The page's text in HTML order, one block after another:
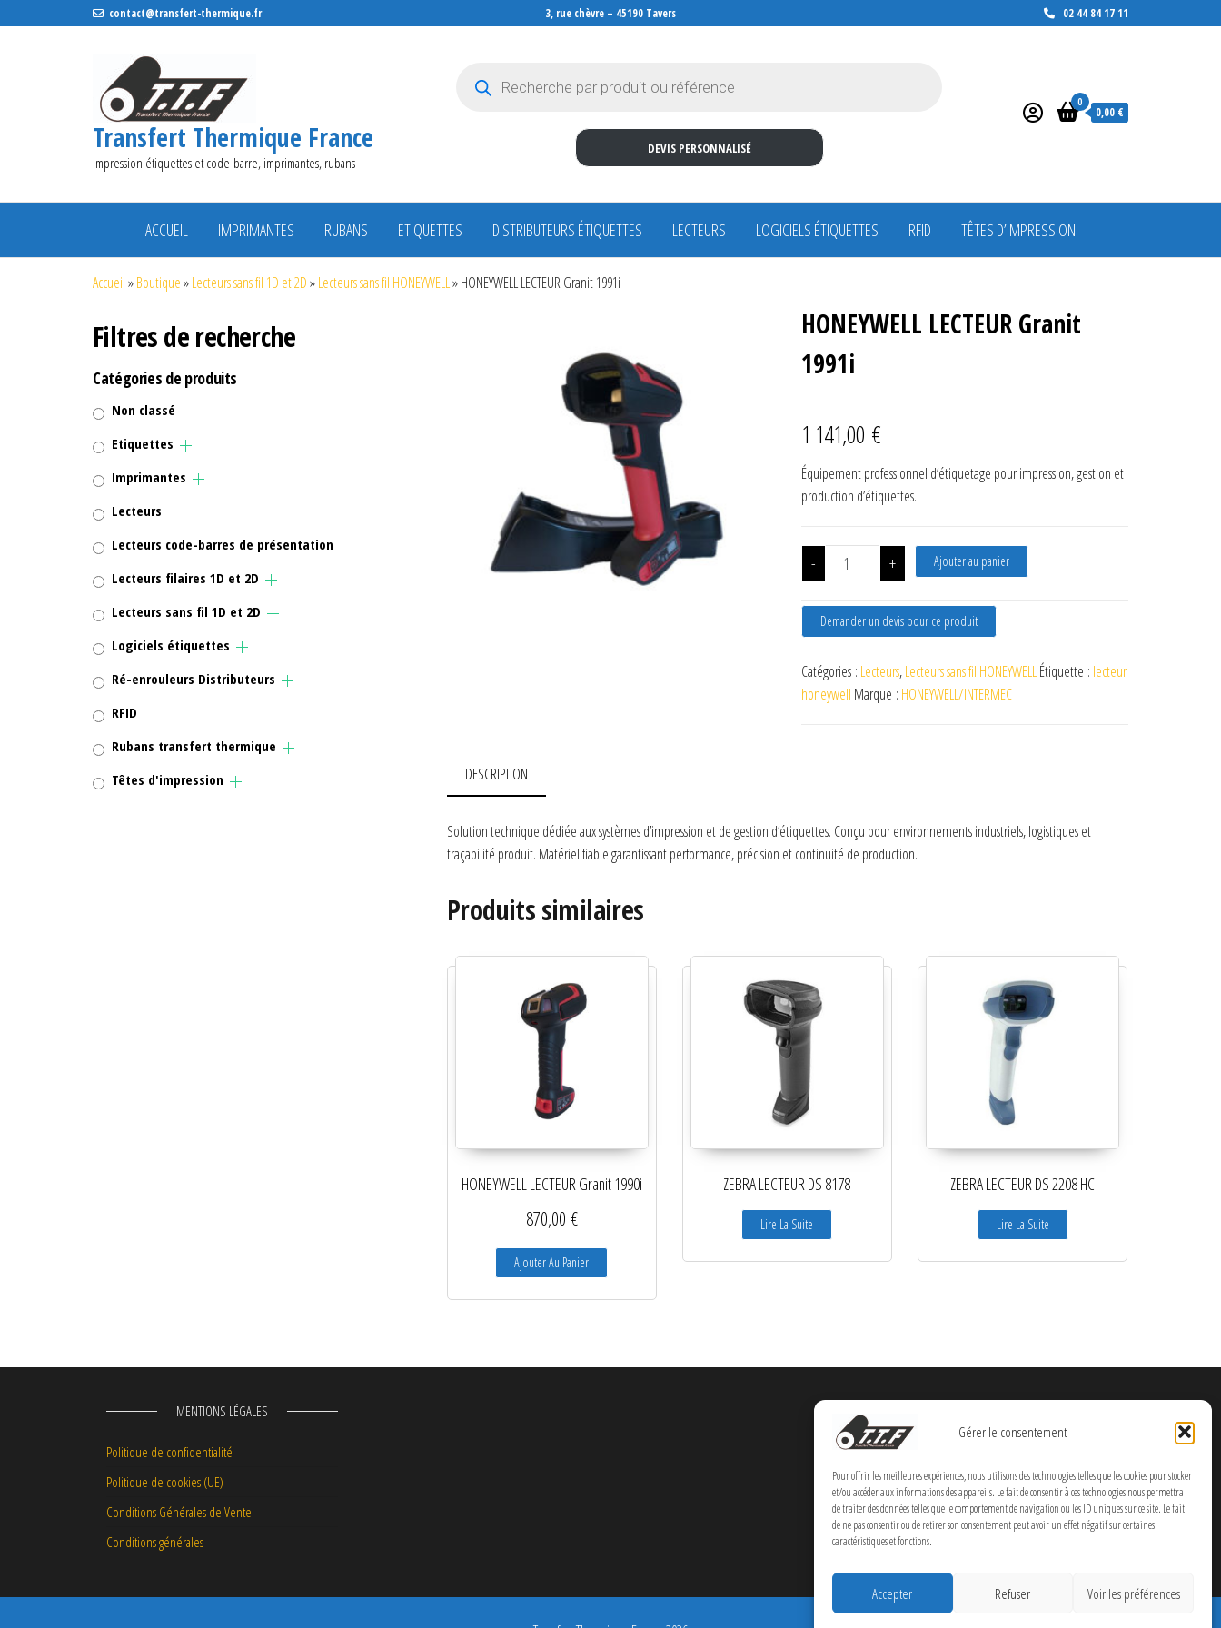
Gérer le consentement
Pour offrir les meilleures expériences, nous utilisons des technologies telles que les cookies pour stocker
et/ou accéder aux informations des appareils. Le fait de consentir à ces technologies nous permettra
de traiter des données telles que le comportement de navigation ou les ID uniques sur ce site. Le fait
de ne pas consentir ou de retirer son consentement peut avoir un effet négatif sur certaines
caractéristiques et fonctions.
Accepter Refuser Voir les préférences
contact@transfert-thermique.fr 3, rue chèvre – 45190 Tavers 02 44 84 17 11
Transfert Thermique France
Impression étiquettes et code-barre, imprimantes, rubans
DEVIS PERSONNALISÉ
0
0,00 €
ACCUEIL IMPRIMANTES RUBANS ETIQUETTES DISTRIBUTEURS ÉTIQUETTES LECTEURS LOGICIELS ÉTIQUETTES RFID TÊTES D’IMPRESSION
Accueil»Boutique»Lecteurs sans fil 1D et 2D»Lecteurs sans fil HONEYWELL»HONEYWELL LECTEUR Granit 1991i
HONEYWELL LECTEUR Granit
1991i
1 141,00 €
Équipement professionnel d’étiquetage pour impression, gestion et
production d’étiquettes.
- quantité de HONEYWELL LECTEUR Granit 1991i
+ Ajouter au panier
Demander un devis pour ce produit
Catégories : Lecteurs,Lecteurs sans fil HONEYWELLÉtiquette : lecteur
honeywell Marque : HONEYWELL/INTERMEC
DESCRIPTION
Solution technique dédiée aux systèmes d’impression et de gestion d’étiquettes. Conçu pour environnements industriels, logistiques et
traçabilité produit. Matériel fiable garantissant performance, précision et continuité de production.
Produits similaires
HONEYWELL LECTEUR Granit 1990i
870,00 €
Ajouter Au Panier
ZEBRA LECTEUR DS 8178
Lire La Suite
ZEBRA LECTEUR DS 2208 HC
Lire La Suite
Filtres de recherche
Catégories de produits
Non classé
Etiquettes
Imprimantes
Lecteurs
Lecteurs code-barres de présentation
Lecteurs filaires 1D et 2D
Lecteurs sans fil 1D et 2D
Logiciels étiquettes
Ré-enrouleurs Distributeurs
RFID
Rubans transfert thermique
Têtes d'impression
MENTIONS LÉGALES
Politique de confidentialité
Politique de cookies (UE)
Conditions Générales de Vente
Conditions générales